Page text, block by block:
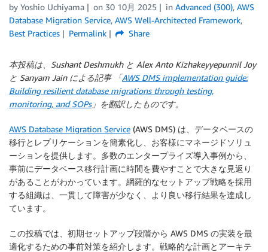
by Yoshio Uchiyama on 30 10月 2025 in Advanced (300), AWS
Database Migration Service, AWS Well-Architected Framework,
Best Practices
Permalink Share
本投稿は、Sushant Deshmukh と Alex Anto Kizhakeyyepunnil Joy
と Sanyam Jain による記事 「AWS DMS implementation guide:
Building resilient database migrations through testing,
monitoring, and SOPs」を翻訳したものです。
AWS Database Migration Service (AWS DMS) は、データベースの
移行とレプリケーションを簡素化し、お客様にマネージドソリュ
ーションを提供します。多数のエンタープライズ導入事例から、
事前にデータベース移行計画に時間を費やすことで大きな見返り
があることがわかっています。網羅的なセットアップ戦略を採用
する組織は、一貫して障害が少なく、より良い移行結果を達成し
ています。
この投稿では、初期セットアップ段階から AWS DMS の実装を最
適化するための事前対策を紹介します。戦略的な計画とアーキテ